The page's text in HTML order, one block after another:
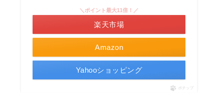
Amazon
＼ポイント最大11倍！／
楽天市場
Yahooショッピング
ポチップ